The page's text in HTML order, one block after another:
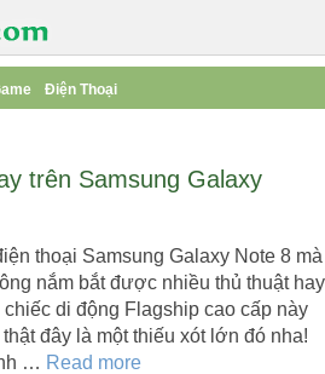
Điện Thoại
trên Samsung Galaxy
thoại Samsung Galaxy Note 8 mà
nắm bắt được nhiều thủ thuật hay
chiếc di động Flagship cao cấp này
đây là một thiếu xót lớn đó nha!
… Read more